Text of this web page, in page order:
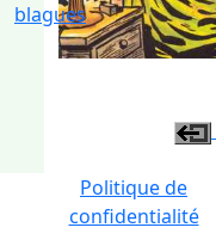
blagues
Politique de
confidentialité